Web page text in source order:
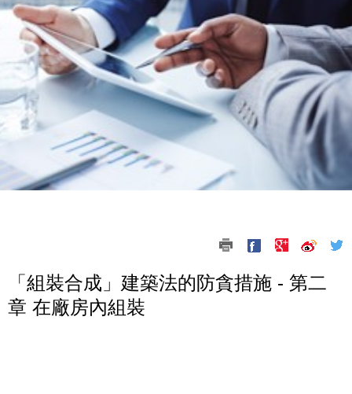
「組裝合成」建築法的防貪措施 - 第二
章 在廠房內組裝